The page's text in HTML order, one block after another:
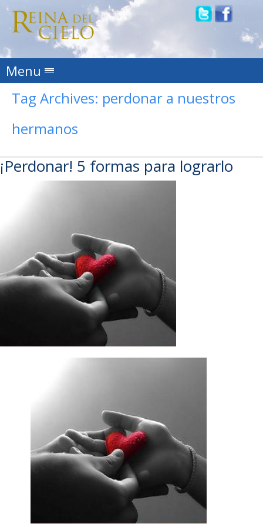
Menu Skip to content
Tag Archives: perdonar a nuestros
hermanos
¡Perdonar! 5 formas para lograrlo